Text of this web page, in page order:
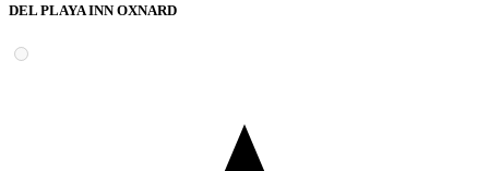
DEL PLAYA INN OXNARD